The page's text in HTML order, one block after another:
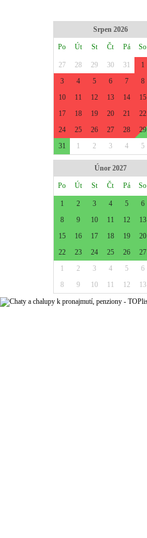
Srpen 2026
Po Út St Čt Pá So
27 28 29 30 31 1
3
4 5 6 7 8
10
11 12 13 14 15
17
18 19 20 21 22
24
25 26 27 28 29
31
1 2 3 4 5
Únor 2027
Po Út St Čt Pá So
1 2 3 4 5 6
8
9 10 11 12 13
15
16 17 18 19 20
22
23 24 25 26 27
1
2 3 4 5 6
8
9 10 11 12 13